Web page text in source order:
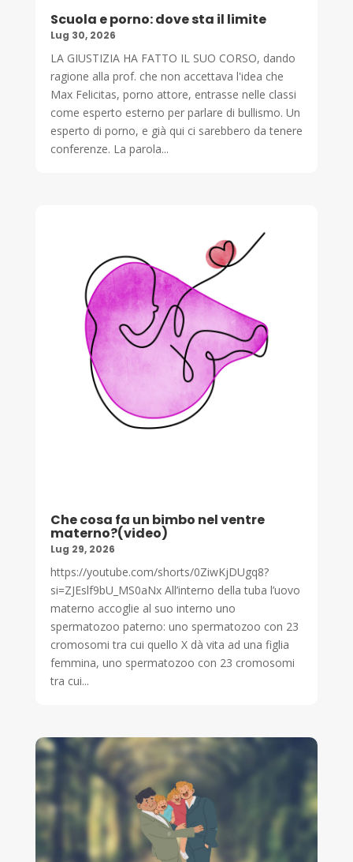
Scuola e porno: dove sta il limite
Lug 30, 2026
LA GIUSTIZIA HA FATTO IL SUO CORSO, dando
ragione alla prof. che non accettava l'idea che
Max Felicitas, porno attore, entrasse nelle classi
come esperto esterno per parlare di bullismo. Un
esperto di porno, e già qui ci sarebbero da tenere
conferenze. La parola...
Che cosa fa un bimbo nel ventre
materno?(video)
Lug 29, 2026
https://youtube.com/shorts/0ZiwKjDUgq8?
si=ZJEslf9bU_MS0aNx All’interno della tuba l’uovo
materno accoglie al suo interno uno
spermatozoo paterno: uno spermatozoo con 23
cromosomi tra cui quello X dà vita ad una figlia
femmina, uno spermatozoo con 23 cromosomi
tra cui...